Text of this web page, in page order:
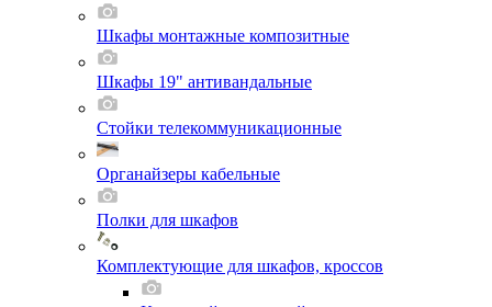
Шкафы монтажные композитные
Шкафы 19" антивандальные
Стойки телекоммуникационные
Органайзеры кабельные
Полки для шкафов
Комплектующие для шкафов, кроссов